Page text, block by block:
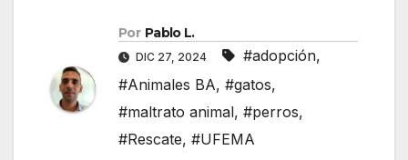
Por Pablo L.
DIC 27, 2024 #adopción,
#Animales BA, #gatos,
#maltrato animal, #perros,
#Rescate, #UFEMA